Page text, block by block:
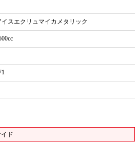
イスエクリュマイカメタリック
ド